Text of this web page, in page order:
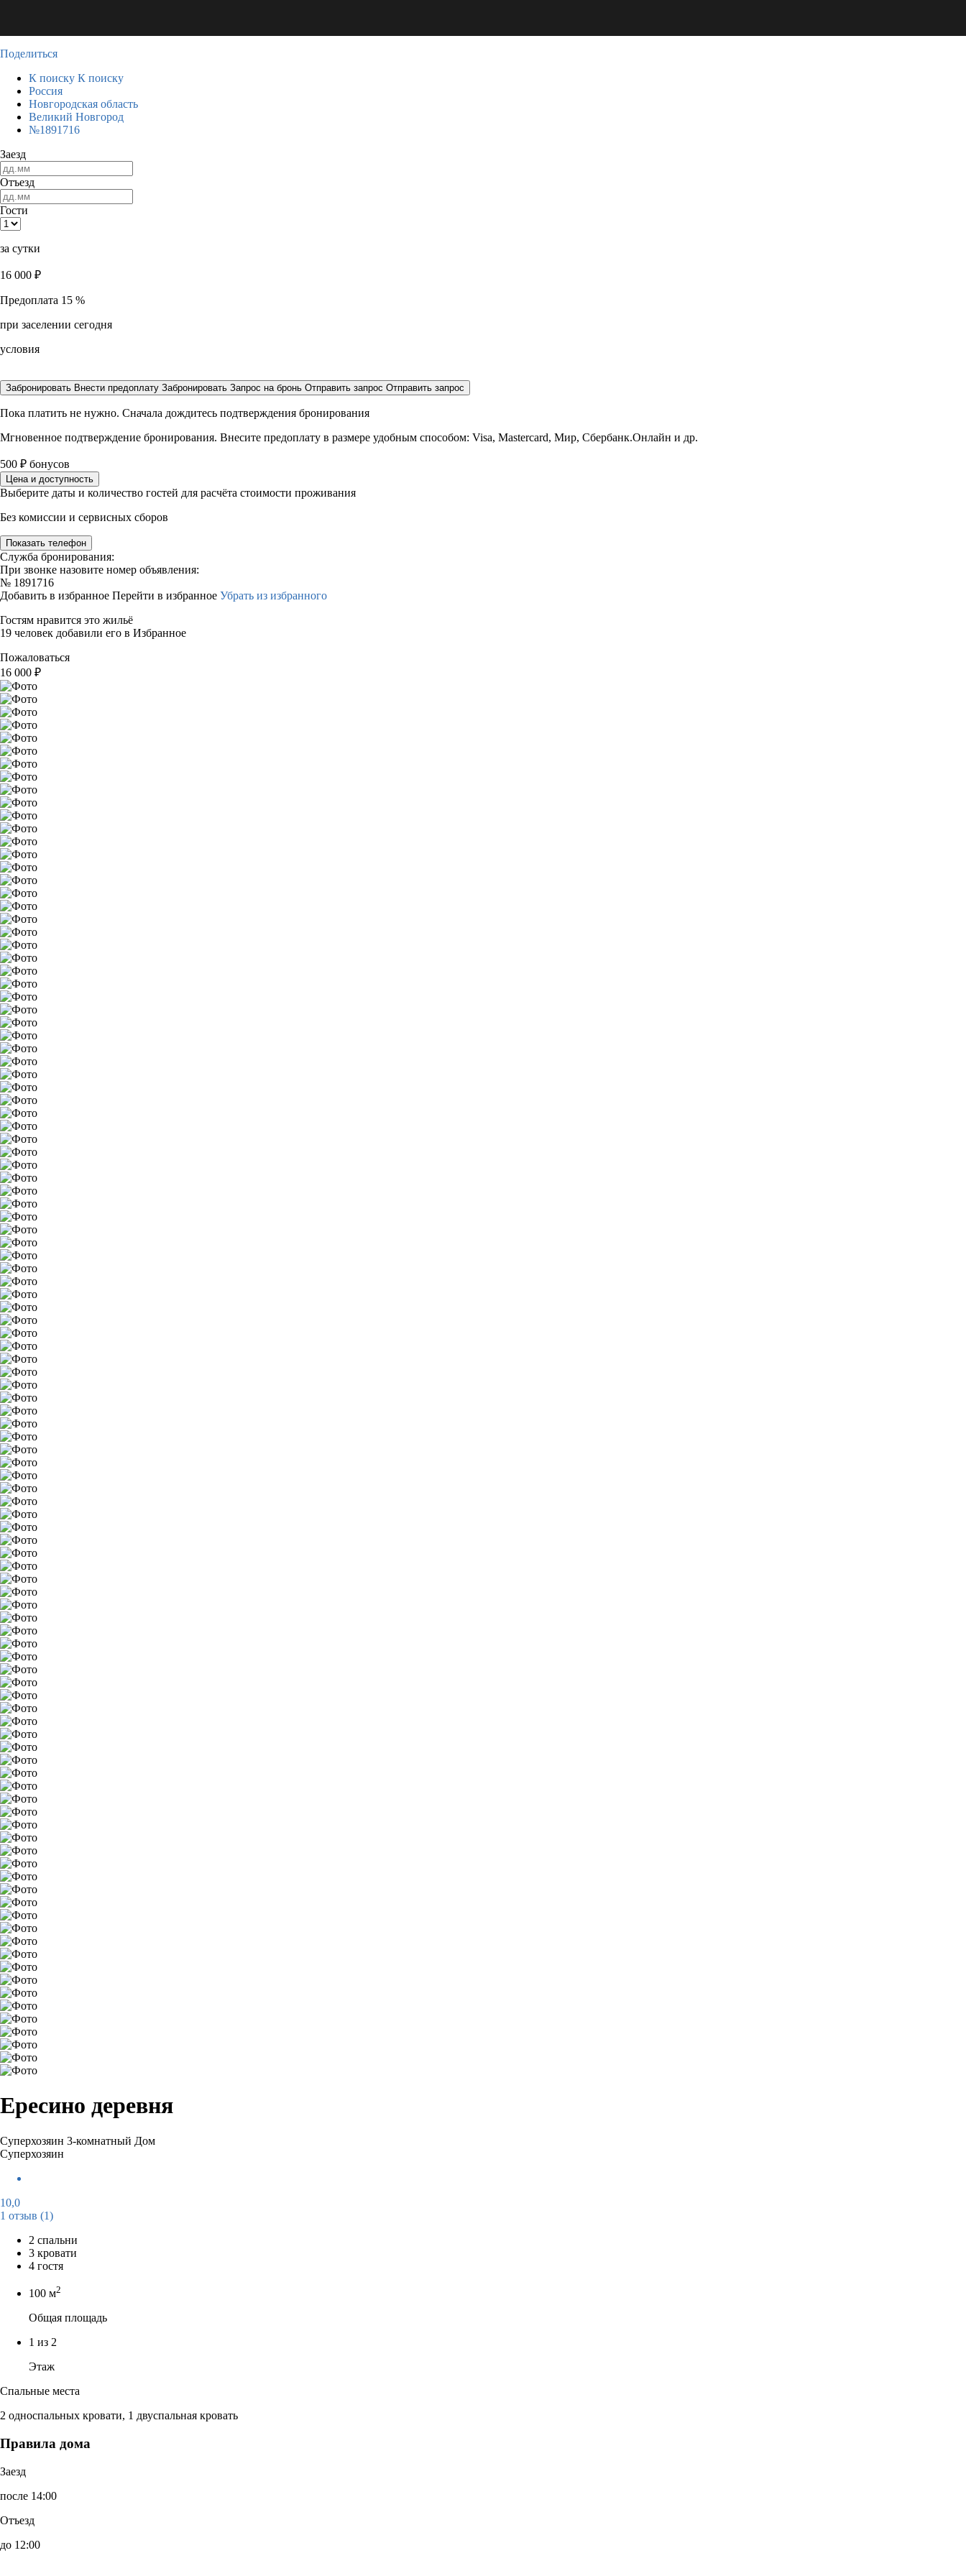
Поделиться
К поиску К поиску
Россия
Новгородская область
Великий Новгород
№1891716
Заезд
Отъезд
Гости
за сутки
16 000 ₽
Предоплата 15 %
при заселении сегодня
условия
Забронировать Внести предоплату Забронировать Запрос на бронь Отправить запрос Отправить запрос
Пока платить не нужно. Сначала дождитесь подтверждения бронирования
Мгновенное подтверждение бронирования. Внесите предоплату в размере удобным способом: Visa, Mastercard, Мир, Сбербанк.Онлайн и др.
500 ₽ бонусов
Цена и доступность
Выберите даты и количество гостей для расчёта стоимости проживания
Без комиссии и сервисных сборов
Показать телефон
Служба бронирования:
При звонке назовите номер объявления:
№ 1891716
Добавить в избранное Перейти в избранное Убрать из избранного
Гостям нравится это жильё
19 человек добавили его в Избранное
Пожаловаться
16 000 ₽
Ересино деревня
Суперхозяин 3-комнатный Дом
Суперхозяин
10,0
1 отзыв (1)
2 спальни
3 кровати
4 гостя
100 м2
Общая площадь
1 из 2
Этаж
Спальные места
2 односпальных кровати, 1 двуспальная кровать
Правила дома
Заезд
после 14:00
Отъезд
до 12:00